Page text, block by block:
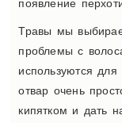
появление
Травы мы
проблемы с
используются для
отвар очень
кипятком и дать